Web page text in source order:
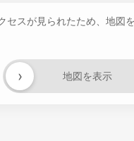
セスが見られたため、地図
地図を表示
›